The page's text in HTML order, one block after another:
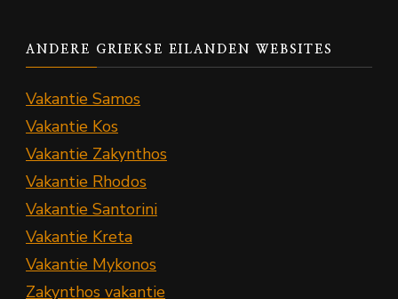
ANDERE GRIEKSE EILANDEN WEBSITES
Vakantie Samos
Vakantie Kos
Vakantie Zakynthos
Vakantie Rhodos
Vakantie Santorini
Vakantie Kreta
Vakantie Mykonos
Zakynthos vakantie